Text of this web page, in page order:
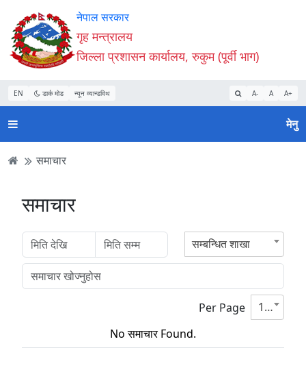
Accessibility
Mode
सुरु
गर्नुहोस्
सामाग्री
पढ्नुहाेस्
नेभिगेसन
पढ्नुहाेस्
वेबसाइट
खोजमा
जानुहोस्
नेपाल सरकार
गृह मन्त्रालय
जिल्ला प्रशासन कार्यालय, रुकुम (पूर्वी भाग)
EN डार्क मोड न्यून व्यान्डविथ A- A A+
मेनु
समाचार
समाचार
सम्बन्धित शाखा
Per Page
10
No समाचार Found.